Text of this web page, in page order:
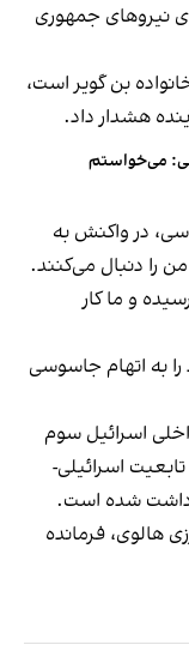
نیروهای جمهوری
بن‌ گویر است،
هشدار داد.
می‌خواستم
در واکنش به
را دنبال می‌کنند.
و ما کار
را به اتهام جاسوسی
اسرائیل سوم
با تابعیت اسرائیلی-
شده است.
هالوی، فرمانده